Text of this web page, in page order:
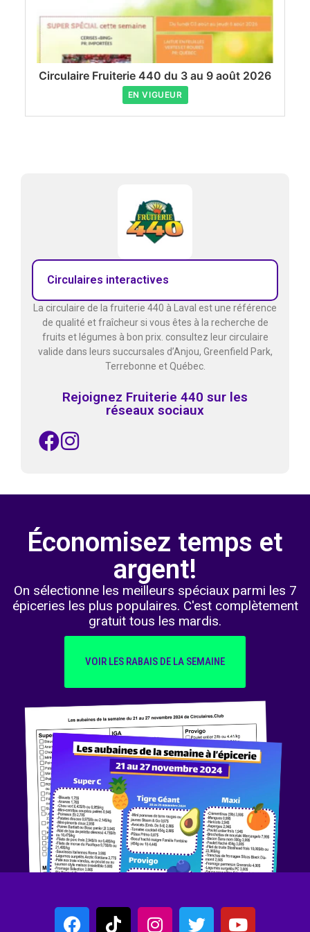
Circulaire Fruiterie 440 du 3 au 9 août 2026
EN VIGUEUR
Circulaires interactives
La circulaire de la fruiterie 440 à Laval est une référence
de qualité et fraîcheur si vous êtes à la recherche de
fruits et légumes à bon prix. consultez leur circulaire
valide dans leurs succursales d’Anjou, Greenfield Park,
Terrebonne et Québec.
Rejoignez Fruiterie 440 sur les
réseaux sociaux
Économisez temps et
argent!
On sélectionne les meilleurs spéciaux parmi les 7
épiceries les plus populaires. C'est complètement
gratuit tous les mardis.
VOIR LES RABAIS DE LA SEMAINE